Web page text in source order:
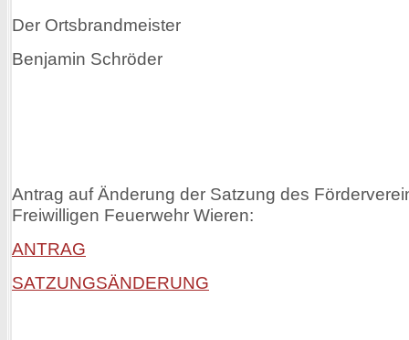
Der Ortsbrandmeister
Benjamin Schröder
Antrag auf Änderung der Satzung des
Freiwilligen Feuerwehr Wieren:
ANTRAG
SATZUNGSÄNDERUNG